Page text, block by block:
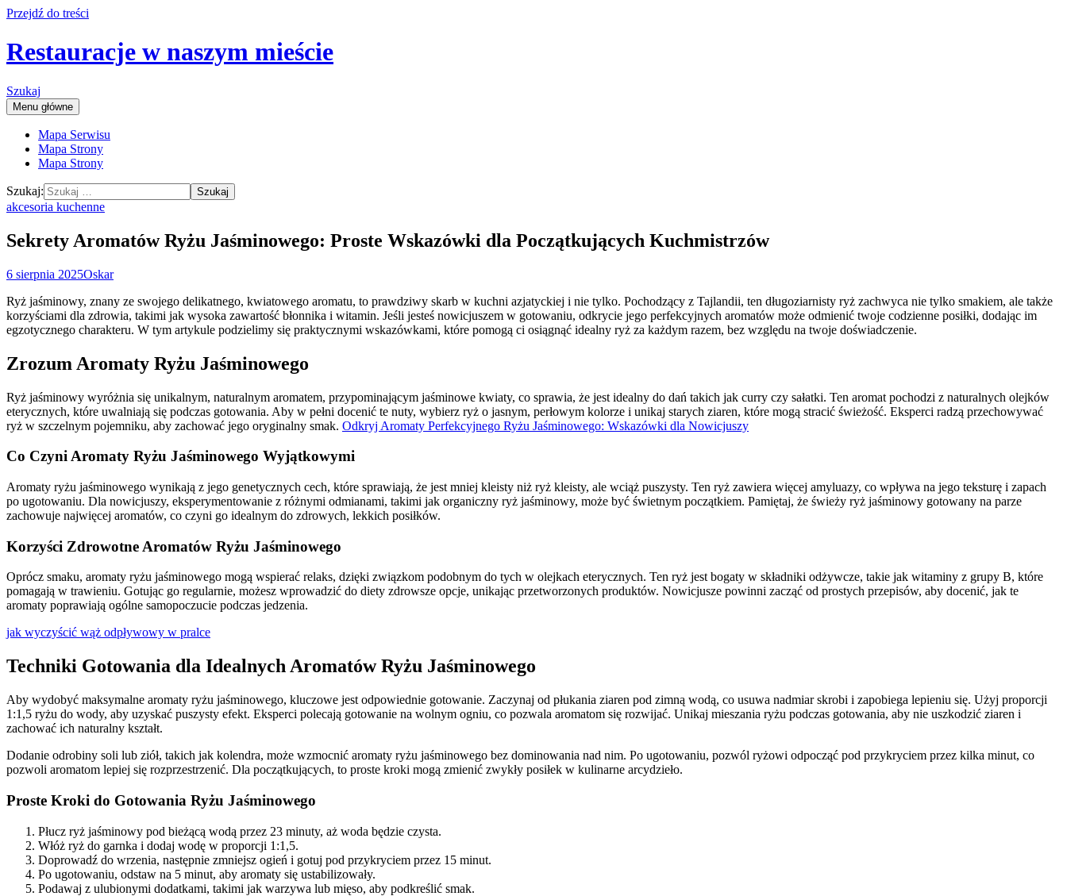
Przejdź do treści
Restauracje w naszym mieście
Szukaj
Menu główne
Mapa Serwisu
Mapa Strony
Mapa Strony
Szukaj:
akcesoria kuchenne
Sekrety Aromatów Ryżu Jaśminowego: Proste Wskazówki dla Początkujących Kuchmistrzów
6 sierpnia 2025Oskar
Ryż jaśminowy, znany ze swojego delikatnego, kwiatowego aromatu, to prawdziwy skarb w kuchni azjatyckiej i nie tylko. Pochodzący z Tajlandii, ten długoziarnisty ryż zachwyca nie tylko smakiem, ale także
korzyściami dla zdrowia, takimi jak wysoka zawartość błonnika i witamin. Jeśli jesteś nowicjuszem w gotowaniu, odkrycie jego perfekcyjnych aromatów może odmienić twoje codzienne posiłki, dodając im
egzotycznego charakteru. W tym artykule podzielimy się praktycznymi wskazówkami, które pomogą ci osiągnąć idealny ryż za każdym razem, bez względu na twoje doświadczenie.
Zrozum Aromaty Ryżu Jaśminowego
Ryż jaśminowy wyróżnia się unikalnym, naturalnym aromatem, przypominającym jaśminowe kwiaty, co sprawia, że jest idealny do dań takich jak curry czy sałatki. Ten aromat pochodzi z naturalnych olejków
eterycznych, które uwalniają się podczas gotowania. Aby w pełni docenić te nuty, wybierz ryż o jasnym, perłowym kolorze i unikaj starych ziaren, które mogą stracić świeżość. Eksperci radzą przechowywać
ryż w szczelnym pojemniku, aby zachować jego oryginalny smak. Odkryj Aromaty Perfekcyjnego Ryżu Jaśminowego: Wskazówki dla Nowicjuszy
Co Czyni Aromaty Ryżu Jaśminowego Wyjątkowymi
Aromaty ryżu jaśminowego wynikają z jego genetycznych cech, które sprawiają, że jest mniej kleisty niż ryż kleisty, ale wciąż puszysty. Ten ryż zawiera więcej amyluazy, co wpływa na jego teksturę i zapach
po ugotowaniu. Dla nowicjuszy, eksperymentowanie z różnymi odmianami, takimi jak organiczny ryż jaśminowy, może być świetnym początkiem. Pamiętaj, że świeży ryż jaśminowy gotowany na parze
zachowuje najwięcej aromatów, co czyni go idealnym do zdrowych, lekkich posiłków.
Korzyści Zdrowotne Aromatów Ryżu Jaśminowego
Oprócz smaku, aromaty ryżu jaśminowego mogą wspierać relaks, dzięki związkom podobnym do tych w olejkach eterycznych. Ten ryż jest bogaty w składniki odżywcze, takie jak witaminy z grupy B, które
pomagają w trawieniu. Gotując go regularnie, możesz wprowadzić do diety zdrowsze opcje, unikając przetworzonych produktów. Nowicjusze powinni zacząć od prostych przepisów, aby docenić, jak te
aromaty poprawiają ogólne samopoczucie podczas jedzenia.
jak wyczyścić wąż odpływowy w pralce
Techniki Gotowania dla Idealnych Aromatów Ryżu Jaśminowego
Aby wydobyć maksymalne aromaty ryżu jaśminowego, kluczowe jest odpowiednie gotowanie. Zaczynaj od płukania ziaren pod zimną wodą, co usuwa nadmiar skrobi i zapobiega lepieniu się. Użyj proporcji
1:1,5 ryżu do wody, aby uzyskać puszysty efekt. Eksperci polecają gotowanie na wolnym ogniu, co pozwala aromatom się rozwijać. Unikaj mieszania ryżu podczas gotowania, aby nie uszkodzić ziaren i
zachować ich naturalny kształt.
Dodanie odrobiny soli lub ziół, takich jak kolendra, może wzmocnić aromaty ryżu jaśminowego bez dominowania nad nim. Po ugotowaniu, pozwól ryżowi odpocząć pod przykryciem przez kilka minut, co
pozwoli aromatom lepiej się rozprzestrzenić. Dla początkujących, to proste kroki mogą zmienić zwykły posiłek w kulinarne arcydzieło.
Proste Kroki do Gotowania Ryżu Jaśminowego
Płucz ryż jaśminowy pod bieżącą wodą przez 23 minuty, aż woda będzie czysta.
Włóż ryż do garnka i dodaj wodę w proporcji 1:1,5.
Doprowadź do wrzenia, następnie zmniejsz ogień i gotuj pod przykryciem przez 15 minut.
Po ugotowaniu, odstaw na 5 minut, aby aromaty się ustabilizowały.
Podawaj z ulubionymi dodatkami, takimi jak warzywa lub mięso, aby podkreślić smak.